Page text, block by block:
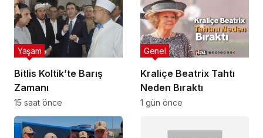
Bitlis Koltik’te Barış
Zamanı
Yaşam
15 saat önce
Kraliçe Beatrix Tahtı
Neden Bıraktı
Genel
1 gün önce